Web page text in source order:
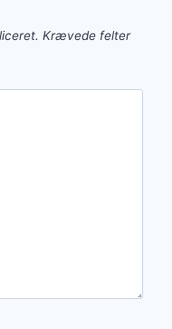
Krævede felter